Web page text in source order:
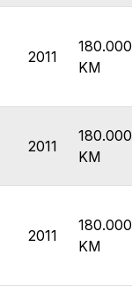
2011
180.000
KM
2011
180.000
KM
2011
180.000
KM